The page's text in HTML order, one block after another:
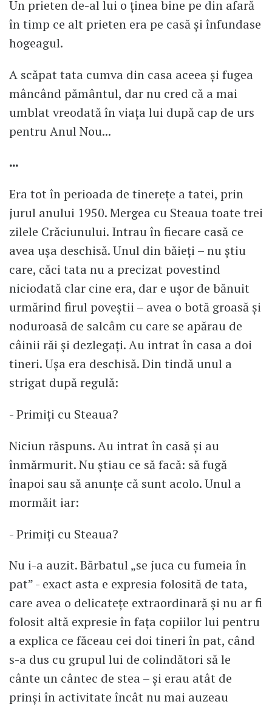
Un prieten de-al lui o ținea bine pe din afară
în timp ce alt prieten era pe casă și înfundase
hogeagul.
A scăpat tata cumva din casa aceea și fugea
mâncând pământul, dar nu cred că a mai
umblat vreodată în viața lui după cap de urs
pentru Anul Nou...
...
Era tot în perioada de tinerețe a tatei, prin
jurul anului 1950. Mergea cu Steaua toate trei
zilele Crăciunului. Intrau în fiecare casă ce
avea ușa deschisă. Unul din băieți – nu știu
care, căci tata nu a precizat povestind
niciodată clar cine era, dar e ușor de bănuit
urmărind firul poveștii – avea o botă groasă și
noduroasă de salcâm cu care se apărau de
câinii răi și dezlegați. Au intrat în casa a doi
tineri. Ușa era deschisă. Din tindă unul a
strigat după regulă:
- Primiți cu Steaua?
Niciun răspuns. Au intrat în casă și au
înmărmurit. Nu știau ce să facă: să fugă
înapoi sau să anunțe că sunt acolo. Unul a
mormăit iar:
- Primiți cu Steaua?
Nu i-a auzit. Bărbatul „se juca cu fumeia în
pat” - exact asta e expresia folosită de tata,
care avea o delicatețe extraordinară și nu ar fi
folosit altă expresie în fața copiilor lui pentru
a explica ce făceau cei doi tineri în pat, când
s-a dus cu grupul lui de colindători să le
cânte un cântec de stea – și erau atât de
prinși în activitate încât nu mai auzeau